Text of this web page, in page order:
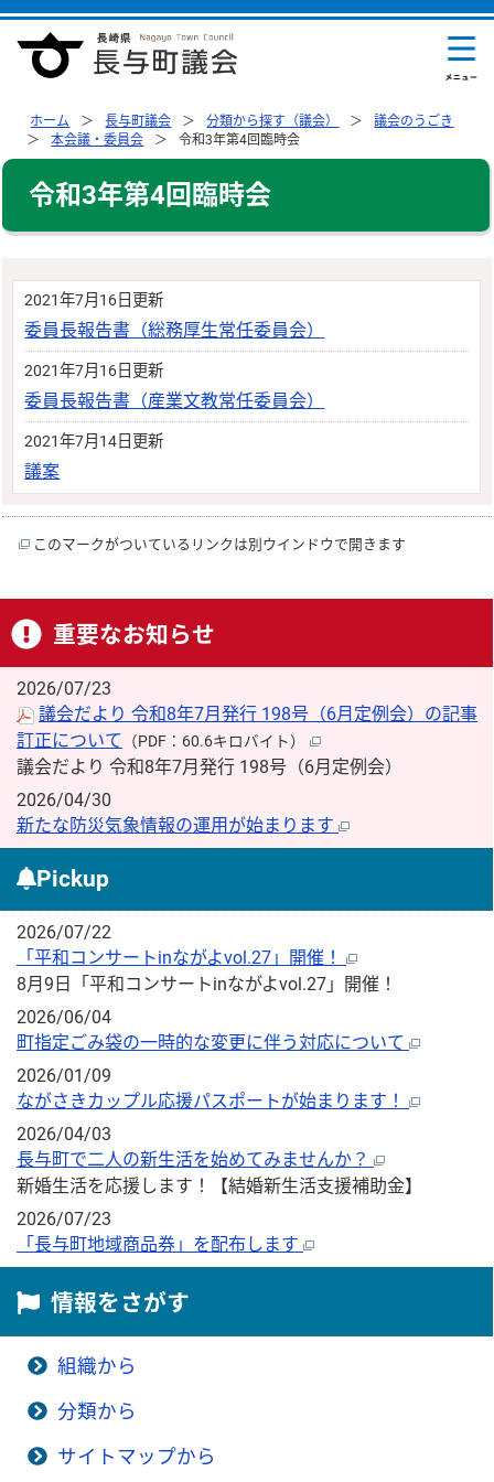
ホーム 長与町議会 分類から探す（議会）
議会のうごき
本会議・委員会
令和3年第4回臨時会
令和3年第4回臨時会
2021年7月16日更新
委員長報告書（総務厚生常任委員会）
2021年7月16日更新
委員長報告書（産業文教常任委員会）
2021年7月14日更新
議案
このマークがついているリンクは別ウインドウで開きます
重要なお知らせ
2026/07/23
議会だより 令和8年7月発行 198号（6月定例会）の記事
訂正について （PDF：60.6キロバイト）
議会だより 令和8年7月発行 198号（6月定例会）
2026/04/30
新たな防災気象情報の運用が始まります
Pickup
2026/07/22
「平和コンサートinながよvol.27」開催！
8月9日「平和コンサートinながよvol.27」開催！
2026/06/04
町指定ごみ袋の一時的な変更に伴う対応について
2026/01/09
ながさきカップル応援パスポートが始まります！
2026/04/03
長与町で二人の新生活を始めてみませんか？
新婚生活を応援します！【結婚新生活支援補助金】
2026/07/23
「長与町地域商品券」を配布します
情報をさがす
組織から
分類から
サイトマップから